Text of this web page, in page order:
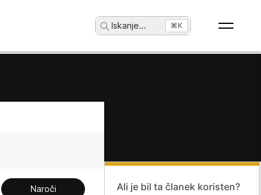
Iskanje... ⌘K
Naroči Ali je bil ta članek koristen?